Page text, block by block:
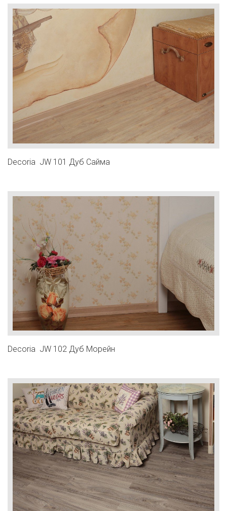
Decoria JW 101 Дуб Сайма
Decoria JW 102 Дуб Морейн